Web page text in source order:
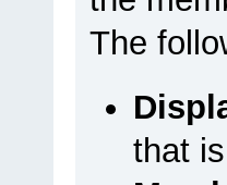
The
that